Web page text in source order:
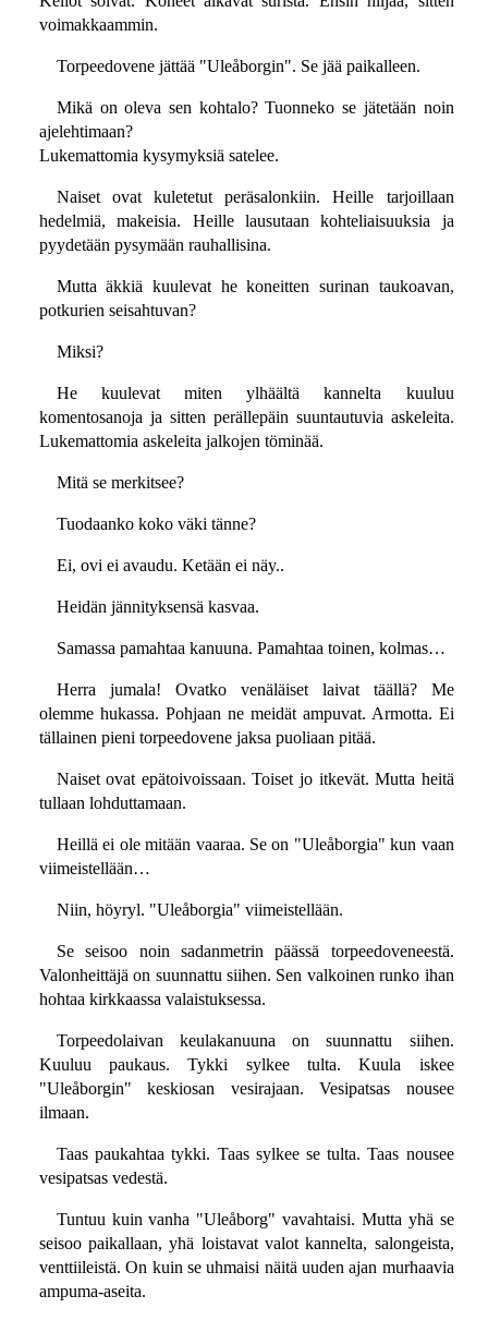
voimakkaammin.
Torpeedovene jättää "Uleåborgin". Se jää paikalleen.
Mikä on oleva sen kohtalo? Tuonneko se jätetään noin
ajelehtimaan?
Lukemattomia kysymyksiä satelee.
Naiset ovat kuletetut peräsalonkiin. Heille tarjoillaan
hedelmiä, makeisia. Heille lausutaan kohteliaisuuksia ja
pyydetään pysymään rauhallisina.
Mutta äkkiä kuulevat he koneitten surinan taukoavan,
potkurien seisahtuvan?
Miksi?
He kuulevat miten ylhäältä kannelta kuuluu
komentosanoja ja sitten perällepäin suuntautuvia askeleita.
Lukemattomia askeleita jalkojen töminää.
Mitä se merkitsee?
Tuodaanko koko väki tänne?
Ei, ovi ei avaudu. Ketään ei näy..
Heidän jännityksensä kasvaa.
Samassa pamahtaa kanuuna. Pamahtaa toinen, kolmas…
Herra jumala! Ovatko venäläiset laivat täällä? Me
olemme hukassa. Pohjaan ne meidät ampuvat. Armotta. Ei
tällainen pieni torpeedovene jaksa puoliaan pitää.
Naiset ovat epätoivoissaan. Toiset jo itkevät. Mutta heitä
tullaan lohduttamaan.
Heillä ei ole mitään vaaraa. Se on "Uleåborgia" kun vaan
viimeistellään…
Niin, höyryl. "Uleåborgia" viimeistellään.
Se seisoo noin sadanmetrin päässä torpeedoveneestä.
Valonheittäjä on suunnattu siihen. Sen valkoinen runko ihan
hohtaa kirkkaassa valaistuksessa.
Torpeedolaivan keulakanuuna on suunnattu siihen.
Kuuluu paukaus. Tykki sylkee tulta. Kuula iskee
"Uleåborgin" keskiosan vesirajaan. Vesipatsas nousee
ilmaan.
Taas paukahtaa tykki. Taas sylkee se tulta. Taas nousee
vesipatsas vedestä.
Tuntuu kuin vanha "Uleåborg" vavahtaisi. Mutta yhä se
seisoo paikallaan, yhä loistavat valot kannelta, salongeista,
venttiileistä. On kuin se uhmaisi näitä uuden ajan murhaavia
ampuma-aseita.